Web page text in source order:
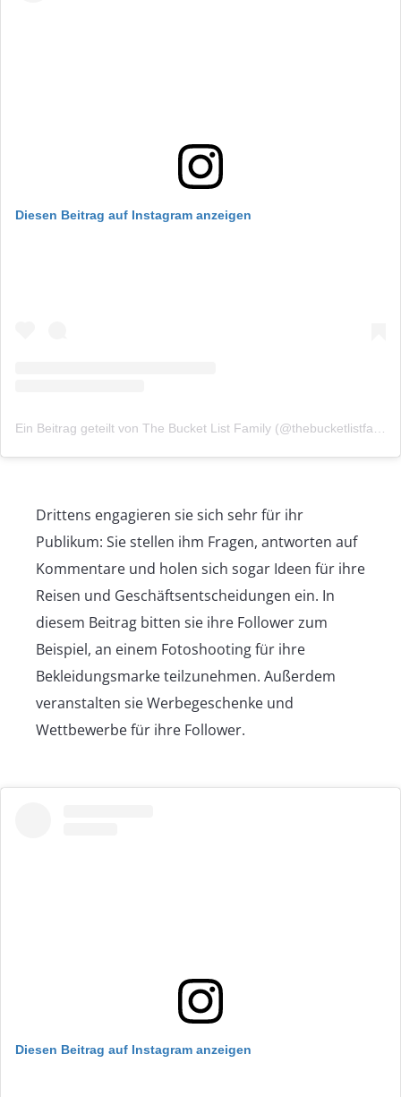
Diesen Beitrag auf Instagram anzeigen
Drittens engagieren sie sich sehr für ihr
Publikum: Sie stellen ihm Fragen, antworten auf
Kommentare und holen sich sogar Ideen für ihre
Reisen und Geschäftsentscheidungen ein. In
diesem Beitrag bitten sie ihre Follower zum
Beispiel, an einem Fotoshooting für ihre
Bekleidungsmarke teilzunehmen. Außerdem
veranstalten sie Werbegeschenke und
Wettbewerbe für ihre Follower.
Diesen Beitrag auf Instagram anzeigen